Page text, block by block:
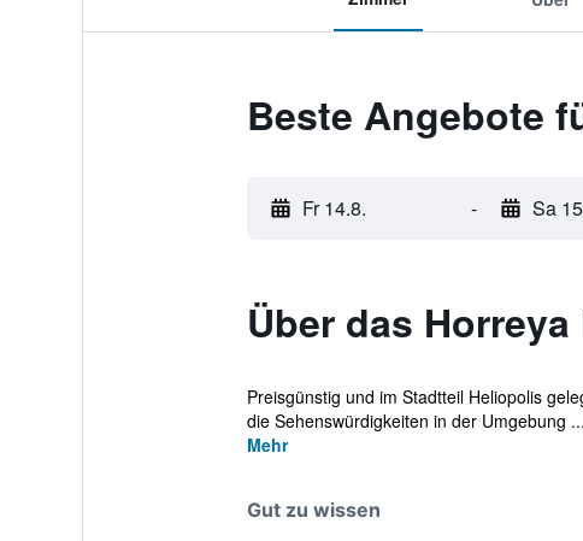
Beste Angebote
Fr 14.8. - Sa
Über das Horreya
Preisgünstig und im Stadtteil Heliopolis
die Sehenswürdigkeiten in der Umgebung ...
Mehr
Gut zu wissen